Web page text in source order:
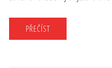
PŘEČÍST